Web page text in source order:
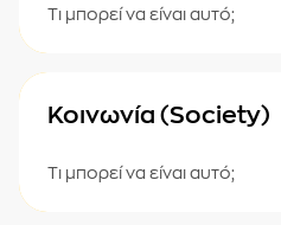
Τι μπορεί να είναι αυτό;
Κοινωνία (Society)
Τι μπορεί να είναι αυτό;